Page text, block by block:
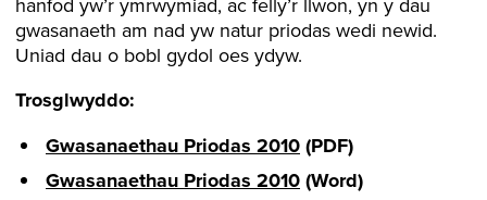
gwasanaeth am nad yw natur priodas wedi newid.
Uniad dau o bobl gydol oes ydyw.
Trosglwyddo:
Gwasanaethau Priodas 2010(PDF)
Gwasanaethau Priodas 2010(Word)